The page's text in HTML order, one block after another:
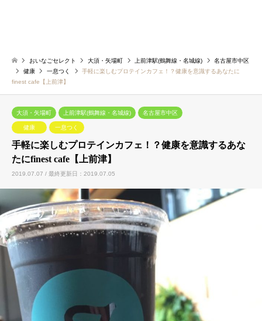
おいなごセレクト 大須・矢場町 上前津駅(鶴舞線・名城線)
名古屋市中区
健康
一息つく
手軽に楽しむプロテインカフェ！？健康を意識するあなたに
finest cafe【上前津】
大須・矢場町 上前津駅(鶴舞線・名城線) 名古屋市中区
健康 一息つく
手軽に楽しむプロテインカフェ！？健康を意識するあな
たにfinest cafe【上前津】
2019.07.07 / 最終更新日：2019.07.05